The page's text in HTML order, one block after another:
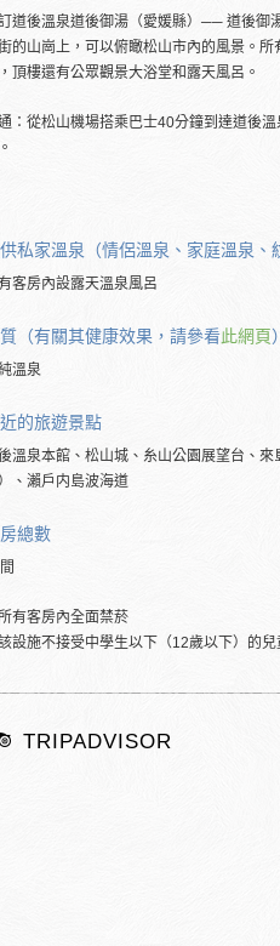
道後溫泉道後御湯（愛媛縣）── 道後御
的山崗上，可以俯瞰松山市內的風景。
頂樓還有公眾觀景大浴堂和露天風呂。
：從松山機場搭乘巴士40分鐘到達道後
私家溫泉（情侶溫泉、家庭溫泉、
客房內設露天溫泉風呂
（有關其健康效果，請參看此網頁）
溫泉
的旅遊景點
溫泉本館、松山城、糸山公園展望台、來
、瀨戶内島波海道
總數
有客房內全面禁菸
設施不接受中學生以下（12歲以下）的兒
TRIPADVISOR